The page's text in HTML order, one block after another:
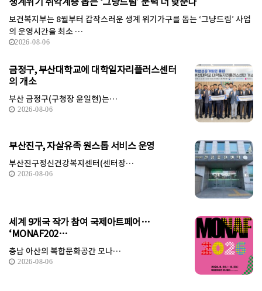
보건복지부는 8월부터 갑작스러운 생계 위기가구를 돕는 ‘그냥드림’ 사업
의 운영시간을 최소 …
2026-08-06
금정구, 부산대학교에 대학일자리플러스센터
의 개소
부산 금정구(구청장 윤일현)는…
2026-08-06
부산진구, 자살유족 원스톱 서비스 운영
부산진구정신건강복지센터(센터장…
2026-08-06
세계 9개국 작가 참여 국제아트페어…
‘MONAF202…
충남 아산의 복합문화공간 모나…
2026-08-06